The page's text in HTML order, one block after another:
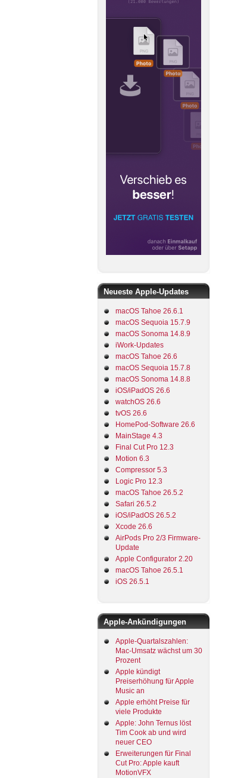
Neueste Apple-Updates
macOS Tahoe 26.6.1
macOS Sequoia 15.7.9
macOS Sonoma 14.8.9
iWork-Updates
macOS Tahoe 26.6
macOS Sequoia 15.7.8
macOS Sonoma 14.8.8
iOS/iPadOS 26.6
watchOS 26.6
tvOS 26.6
HomePod-Software 26.6
MainStage 4.3
Final Cut Pro 12.3
Motion 6.3
Compressor 5.3
Logic Pro 12.3
macOS Tahoe 26.5.2
Safari 26.5.2
iOS/iPadOS 26.5.2
Xcode 26.6
AirPods Pro 2/3 Firmware-
Update
Apple Configurator 2.20
macOS Tahoe 26.5.1
iOS 26.5.1
Apple-Ankündigungen
Apple-Quartalszahlen:
Mac-Umsatz wächst um 30
Prozent
Apple kündigt
Preiserhöhung für Apple
Music an
Apple erhöht Preise für
viele Produkte
Apple: John Ternus löst
Tim Cook ab und wird
neuer CEO
Erweiterungen für Final
Cut Pro: Apple kauft
MotionVFX